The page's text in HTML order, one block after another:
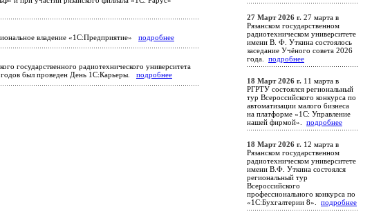
владение «1С:Предприятие» подробнее
государственного радиотехнического университета
годов был проведен День 1С:Карьеры. подробнее
27 Март 2026 г. 27 марта в
Рязанском государственном
радиотехническом университете
имени В. Ф. Уткина состоялось
заседание Учёного совета 2026
года. подробнее
18 Март 2026 г. 11 марта в
РГРТУ состоялся региональный
тур Всероссийского конкурса по
автоматизации малого бизнеса
на платформе «1С: Управление
нашей фирмой». подробнее
18 Март 2026 г. 12 марта в
Рязанском государственном
радиотехническом университете
имени В.Ф. Уткина состоялся
региональный тур
Всероссийского
профессионального конкурса по
«1С:Бухгалтерии 8». подробнее